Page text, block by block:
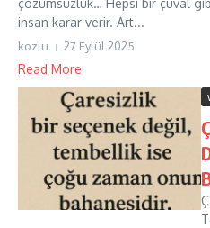
çözümsüzlük… Hepsi bir çuval
insan karar verir. Art...
kozlu 27 Eylül 2025
Read More